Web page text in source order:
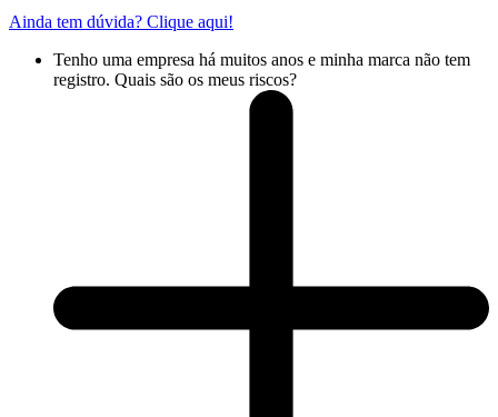
Ainda tem dúvida? Clique aqui!
Tenho uma empresa há muitos anos e minha marca não tem
registro. Quais são os meus riscos?